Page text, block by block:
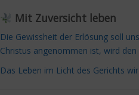
Mit Zuversicht leben
Die Gewissheit der Erlösung soll
Christus angenommen ist, wird
Das Leben im Licht des Gerichts